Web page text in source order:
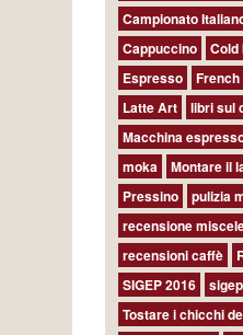
Campionato
Cappuccino
Cold
Espresso
Latte Art
libri sul
Macchina
moka
Montare il
Pressino
pulizia
recensione
recensioni caffè
SIGEP 2016
Tostare i chicchi